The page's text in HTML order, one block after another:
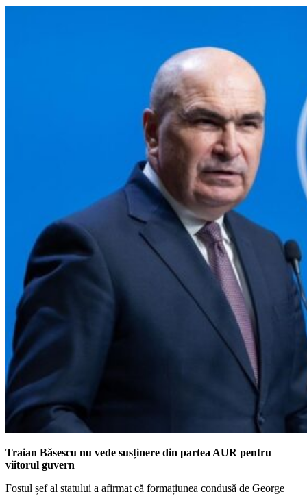
Traian Băsescu nu vede susținere din partea AUR pentru
viitorul guvern
Fostul șef al statului a afirmat că formațiunea condusă de George